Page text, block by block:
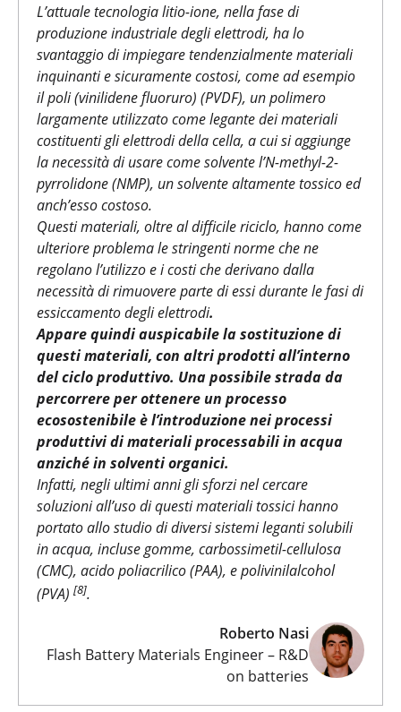
L’attuale tecnologia litio-ione, nella fase di
produzione industriale degli elettrodi, ha lo
svantaggio di impiegare tendenzialmente materiali
inquinanti e sicuramente costosi, come ad esempio
il poli (vinilidene fluoruro) (PVDF), un polimero
largamente utilizzato come legante dei materiali
costituenti gli elettrodi della cella, a cui si aggiunge
la necessità di usare come solvente l’N-methyl-2-
pyrrolidone (NMP), un solvente altamente tossico ed
anch’esso costoso.
Questi materiali, oltre al difficile riciclo, hanno come
ulteriore problema le stringenti norme che ne
regolano l’utilizzo e i costi che derivano dalla
necessità di rimuovere parte di essi durante le fasi di
essiccamento degli elettrodi.
Appare quindi auspicabile la sostituzione di
questi materiali, con altri prodotti all’interno
del ciclo produttivo. Una possibile strada da
percorrere per ottenere un processo
ecosostenibile è l’introduzione nei processi
produttivi di materiali processabili in acqua
anziché in solventi organici.
Infatti, negli ultimi anni gli sforzi nel cercare
soluzioni all’uso di questi materiali tossici hanno
portato allo studio di diversi sistemi leganti solubili
in acqua, incluse gomme, carbossimetil-cellulosa
(CMC), acido poliacrilico (PAA), e polivinilalcohol
(PVA) [8].
Roberto Nasi
Flash Battery Materials Engineer – R&D
on batteries